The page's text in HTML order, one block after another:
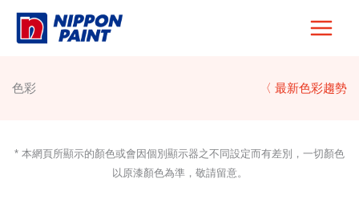
Skip
色彩 〈 最新色彩趨勢
* 本網頁所顯示的顏色或會因個別顯示器之不同設定而有差別，一切顏色
以原漆顏色為準，敬請留意。